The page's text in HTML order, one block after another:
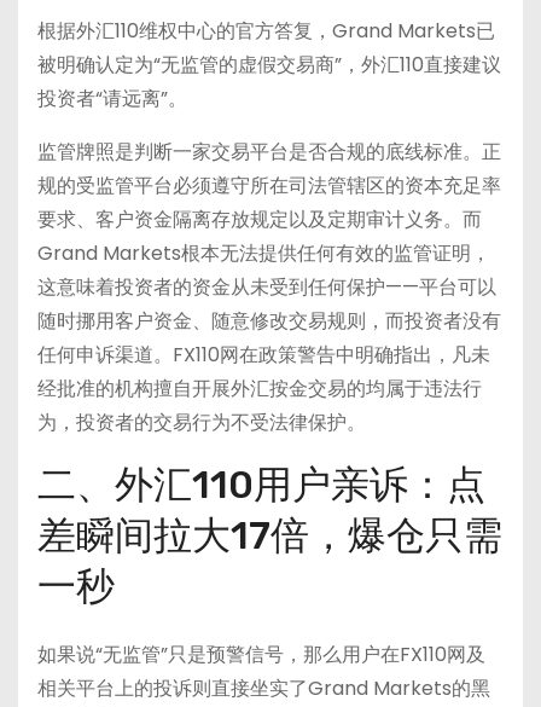
根据外汇110维权中心的官方答复，Grand Markets已
被明确认定为“无监管的虚假交易商”，外汇110直接建议
投资者“请远离”。
监管牌照是判断一家交易平台是否合规的底线标准。正
规的受监管平台必须遵守所在司法管辖区的资本充足率
要求、客户资金隔离存放规定以及定期审计义务。而
Grand Markets根本无法提供任何有效的监管证明，
这意味着投资者的资金从未受到任何保护——平台可以
随时挪用客户资金、随意修改交易规则，而投资者没有
任何申诉渠道。FX110网在政策警告中明确指出，凡未
经批准的机构擅自开展外汇按金交易的均属于违法行
为，投资者的交易行为不受法律保护。
二、外汇110用户亲诉：点
差瞬间拉大17倍，爆仓只需
一秒
如果说“无监管”只是预警信号，那么用户在FX110网及
相关平台上的投诉则直接坐实了Grand Markets的黑